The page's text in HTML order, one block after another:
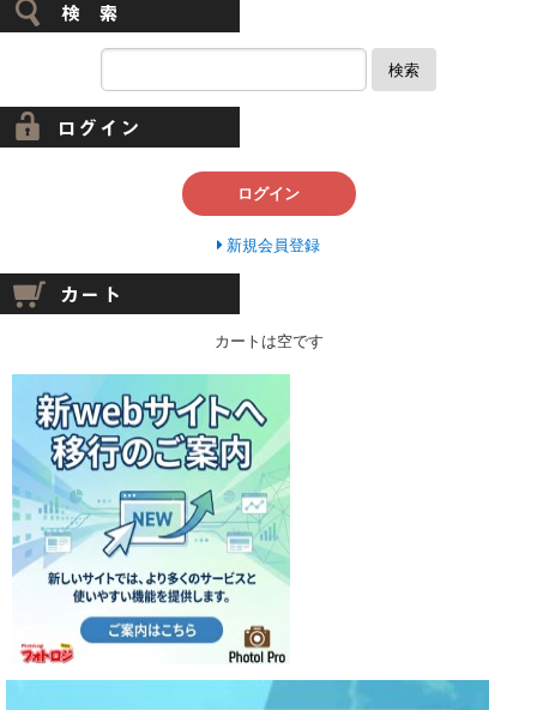
検索
ログイン
新規会員登録
カートは空です